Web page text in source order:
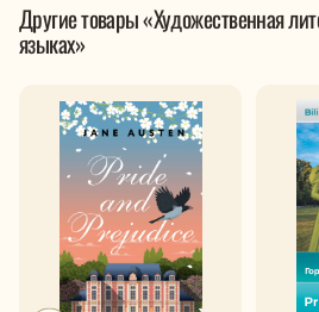
Другие товары «Художественная
языках»